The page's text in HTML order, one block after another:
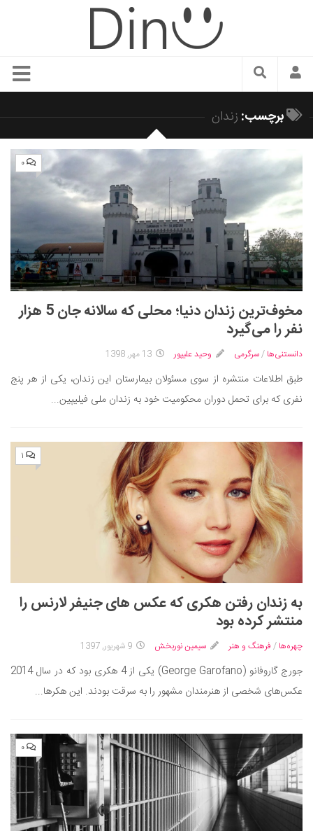
سبک زندگی
زیبایی و آرایش
شیک پوشی
دکوراسیون و چیدمان
غذا
رستوران گردی
آشپزی
سفر و گردشگری
ایران گردی
جهان گردی
موفقیت و مهارت‌های فردی
تغذیه سالم
بهداشت
بیماری و درمان
کودک و مادر
ورزش و تندرستی
روانشناسی
مراکز پزشکی و دارویی
فرهنگ و هنر
سینما و تئاتر
تلویزیون
موسیقی
چهره‌ها
کتاب و کتاب‌خوانی
تاریخ
معماری
برچسب: زندان
۰
مخوف‌ترین زندان دنیا؛ محلی که سالانه جان 5 هزار
نفر را می‌گیرد
دانستنی‌ها /سرگرمی وحید علیپور 13 مهر, 1398
طبق اطلاعات منتشره از سوی مسئولان بیمارستان این زندان، یکی از هر پنج
نفری که برای تحمل دوران محکومیت خود به زندان ملی فیلیپین...
۱
به زندان رفتن هکری که عکس‌ های جنیفر لارنس را
منتشر کرده بود
چهره‌ها / فرهنگ و هنر سیمین نوربخش 9 شهریور, 1397
جورج گاروفانو (George Garofano) یکی از 4 هکری بود که در سال 2014
عکس‌های شخصی از هنرمندان مشهور را به سرقت بودند. این هکرها...
۰